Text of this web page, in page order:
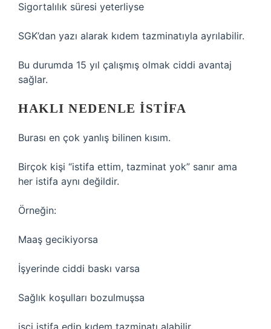
Sigortalılık süresi yeterliyse
SGK’dan yazı alarak kıdem tazminatıyla ayrılabilir.
Bu durumda 15 yıl çalışmış olmak ciddi avantaj
sağlar.
HAKLI NEDENLE ISTIFA
Burası en çok yanlış bilinen kısım.
Birçok kişi “istifa ettim, tazminat yok” sanır ama
her istifa aynı değildir.
Örneğin:
Maaş gecikiyorsa
İşyerinde ciddi baskı varsa
Sağlık koşulları bozulmuşsa
işçi istifa edip kıdem tazminatı alabilir.